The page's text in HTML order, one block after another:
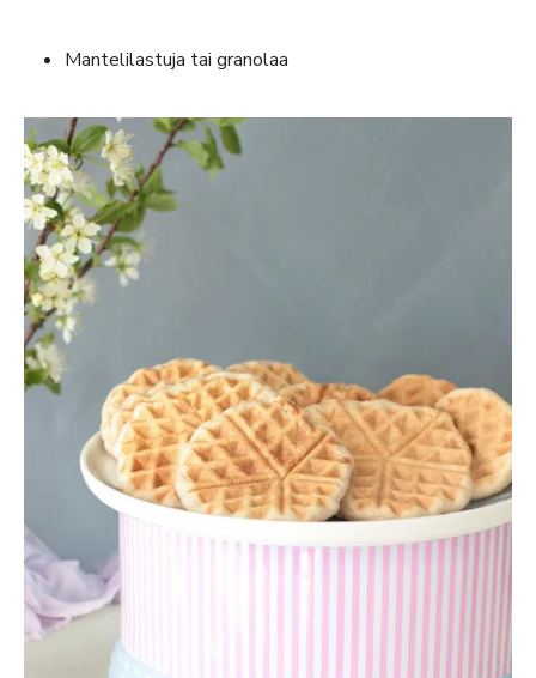
Mantelilastuja tai granolaa